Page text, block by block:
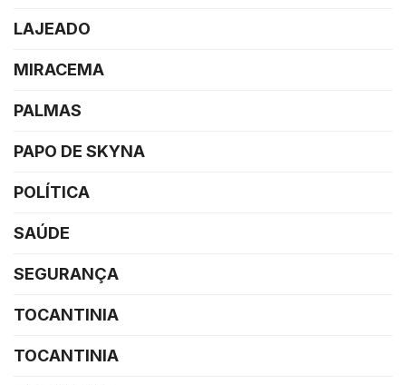
LAJEADO
MIRACEMA
PALMAS
PAPO DE SKYNA
POLÍTICA
SAÚDE
SEGURANÇA
TOCANTINIA
TOCANTINIA